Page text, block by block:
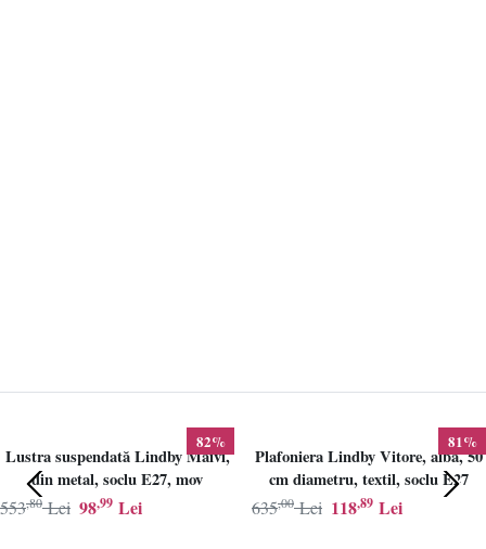
82%
Lustra suspendată Lindby Maivi,
din metal, soclu E27, mov
98,99 Lei
553,80 Lei
81%
Plafoniera Lindby Vitore, alba, 50
cm diametru, textil, soclu E27
118,89 Lei
635,00 Lei